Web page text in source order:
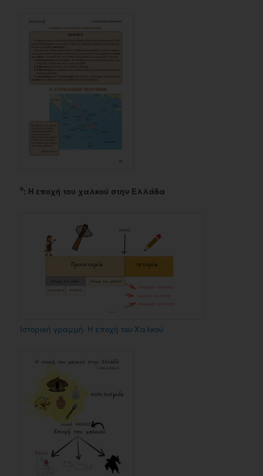
ο: Η εποχή του χαλκού στην Ελλάδα
Ιστορική γραμμή- Η εποχή του Χαλκού